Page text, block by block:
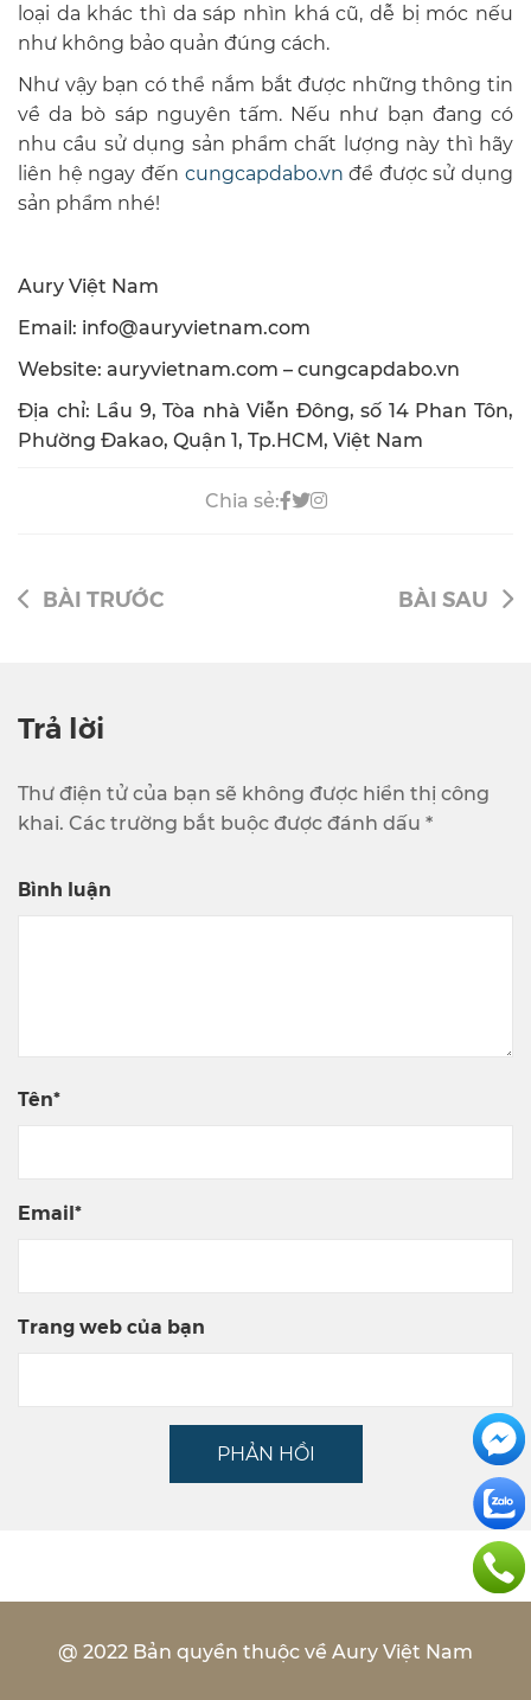
loại da khác thì da sáp nhìn khá cũ, dễ bị móc nếu
như không bảo quản đúng cách.
Như vậy bạn có thể nắm bắt được những thông tin
về da bò sáp nguyên tấm. Nếu như bạn đang có
nhu cầu sử dụng sản phẩm chất lượng này thì hãy
liên hệ ngay đến cungcapdabo.vn để được sử dụng
sản phẩm nhé!
Aury Việt Nam
Email: info@auryvietnam.com
Website: auryvietnam.com – cungcapdabo.vn
Địa chỉ: Lầu 9, Tòa nhà Viễn Đông, số 14 Phan Tôn,
Phường Đakao, Quận 1, Tp.HCM, Việt Nam
Chia sẻ:
BÀI TRƯỚC BÀI SAU
Trả lời
Thư điện tử của bạn sẽ không được hiển thị công
khai. Các trường bắt buộc được đánh dấu *
Bình luận
Tên*
Email*
Trang web của bạn
PHẢN HỒI
@ 2022 Bản quyền thuộc về Aury Việt Nam